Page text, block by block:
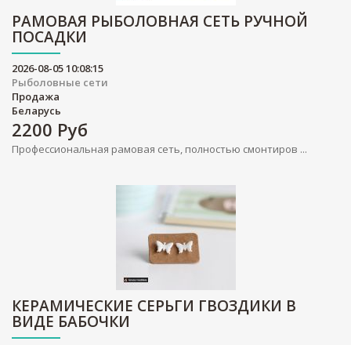
РАМОВАЯ РЫБОЛОВНАЯ СЕТЬ РУЧНОЙ
ПОСАДКИ
2026-08-05 10:08:15
Рыболовные сети
Продажа
Беларусь
2200 Руб
Профессиональная рамовая сеть, полностью смонтиров ...
КЕРАМИЧЕСКИЕ СЕРЬГИ ГВОЗДИКИ В
ВИДЕ БАБОЧКИ